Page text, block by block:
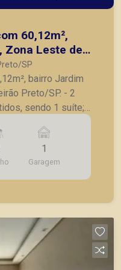
60,12m²,
Zona Leste de
SP
bairro Jardim
Preto/SP. - 2
sendo 1 suíte; -
-
- Lavanderia; - 1
e segurança,
prontos, usados
1
Garagem